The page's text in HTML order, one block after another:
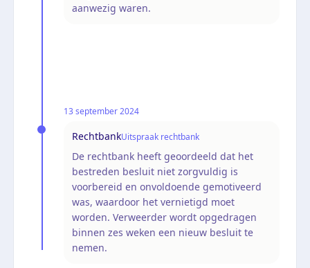
aanwezig waren.
13 september 2024
RechtbankUitspraak rechtbank
De rechtbank heeft geoordeeld dat het
bestreden besluit niet zorgvuldig is
voorbereid en onvoldoende gemotiveerd
was, waardoor het vernietigd moet
worden. Verweerder wordt opgedragen
binnen zes weken een nieuw besluit te
nemen.